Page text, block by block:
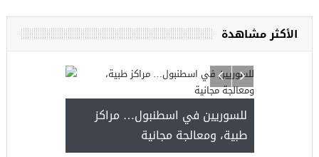
الأكثر مشاهدة
للسوريين في اسطنبول… مراكز
طبية، ومعالجة مجانية